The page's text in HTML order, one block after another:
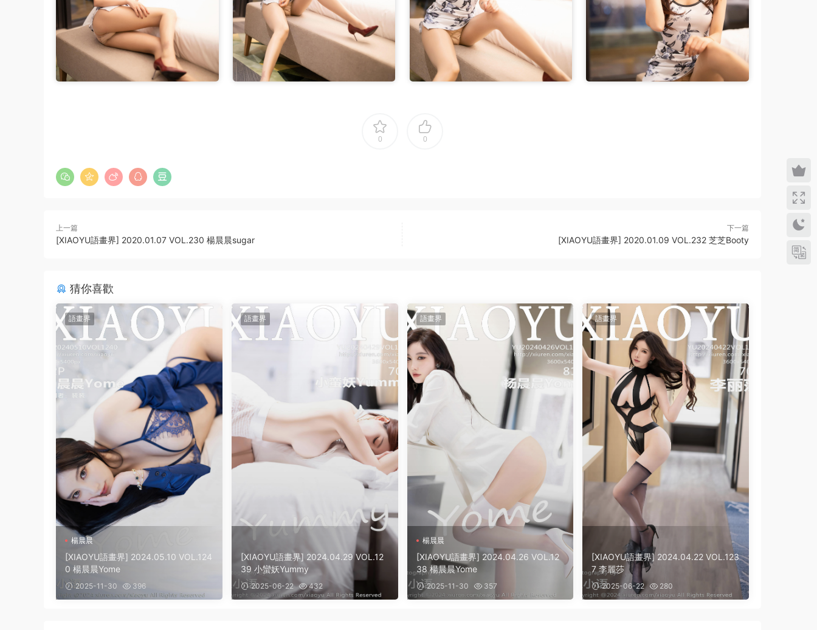
0 0
上一篇
[XIAOYU語畫界] 2020.01.07 VOL.230 楊晨晨sugar
下一篇
[XIAOYU語畫界] 2020.01.09 VOL.232 芝芝Booty
猜你喜歡
語畫界
楊晨晨
[XIAOYU語畫界] 2024.05.10 VOL.124
0 楊晨晨Yome
2025-11-30 396
語畫界
[XIAOYU語畫界] 2024.04.29 VOL.12
39 小蠻妖Yummy
2025-06-22 432
語畫界
楊晨晨
[XIAOYU語畫界] 2024.04.26 VOL.12
38 楊晨晨Yome
2025-11-30 357
語畫界
[XIAOYU語畫界] 2024.04.22 VOL.123
7 李麗莎
2025-06-22 280